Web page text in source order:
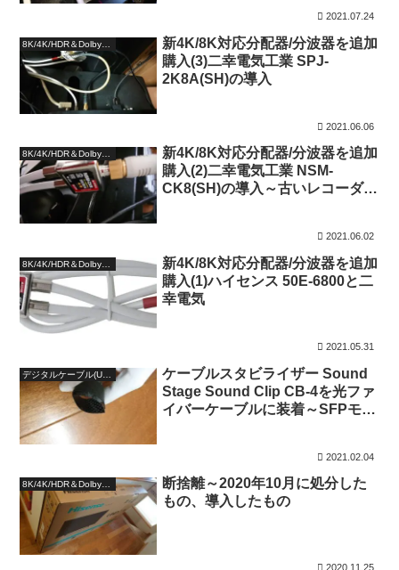
2021.07.24
新4K/8K対応分配器/分波器を追加
購入(3)二幸電気工業 SPJ-
2K8A(SH)の導入
2021.06.06
8K/4K/HDR＆DolbyAtmos
新4K/8K対応分配器/分波器を追加
購入(2)二幸電気工業 NSM-
CK8(SH)の導入～古いレコーダを
2021.06.02
新4K/8K対応分配器/分波器を追加
購入(1)ハイセンス 50E-6800と二
幸電気
2021.05.31
ケーブルスタビライザー Sound
Stage Sound Clip CB-4を光ファ
イバーケーブルに装着～SFPモジ
2021.02.04
8K/4K/HDR＆DolbyAtmos
断捨離～2020年10月に処分した
もの、導入したもの
2020.11.25